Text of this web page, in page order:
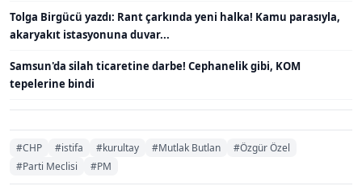
Tolga Birgücü yazdı: Rant çarkında yeni halka! Kamu parasıyla,
akaryakıt istasyonuna duvar...
Samsun'da silah ticaretine darbe! Cephanelik gibi, KOM
tepelerine bindi
#CHP #istifa #kurultay #Mutlak Butlan
#Özgür Özel
#Parti Meclisi
#PM